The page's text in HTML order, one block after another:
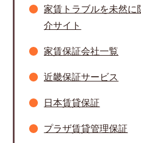
家賃トラブルを未然に
介サイト
家賃保証会社一覧
近畿保証サービス
日本賃貸保証
プラザ賃貸管理保証